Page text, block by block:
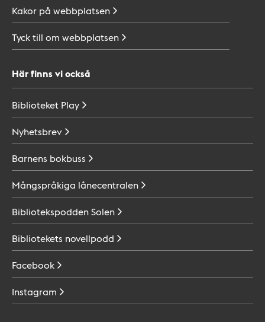
Kakor på webbplatsen
Tyck till om webbplatsen
Här finns vi också
Biblioteket Play
Nyhetsbrev
Barnens bokbuss
Mångspråkiga lånecentralen
BibliotekspoddenSolen
Bibliotekets novellpodd
Facebook
Instagram